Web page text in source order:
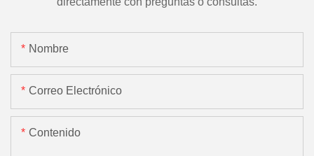
Nombre
Correo Electrónico
Contenido